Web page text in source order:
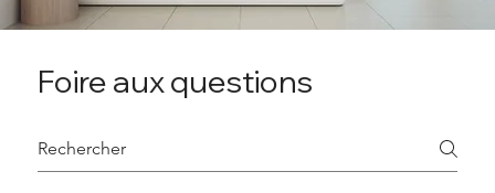
Foire aux questions